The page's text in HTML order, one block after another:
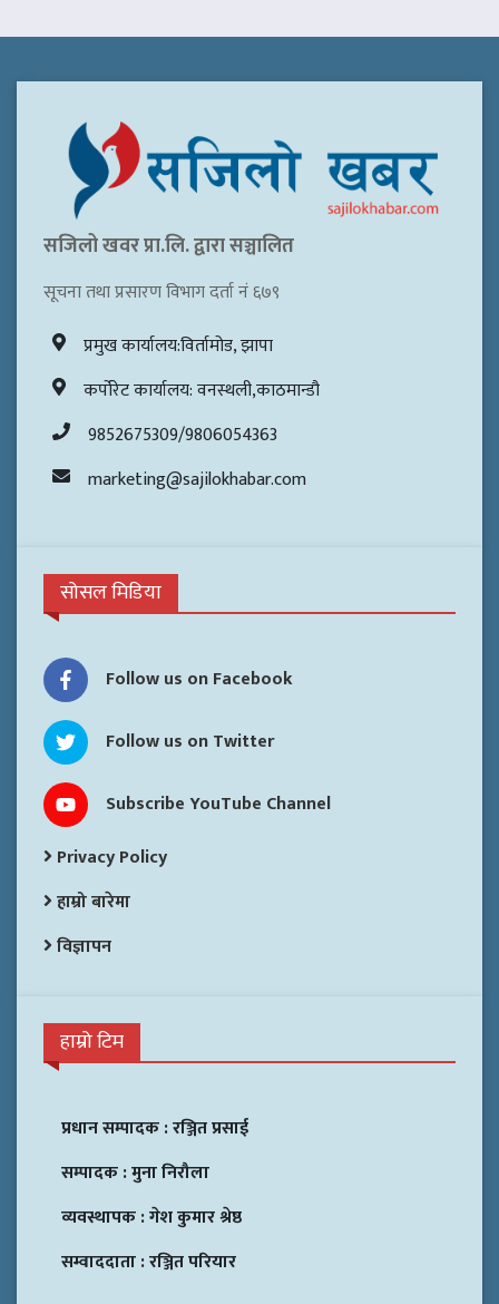
सजिलो खवर प्रा.लि. द्वारा सञ्चालित
सूचना तथा प्रसारण विभाग दर्ता नं ६७९
प्रमुख कार्यालय:विर्तामोड, झापा
कर्पोरेट कार्यालय: वनस्थली,काठमान्डौ
9852675309/9806054363
marketing@sajilokhabar.com
सोसल मिडिया
Follow us on Facebook
Follow us on Twitter
Subscribe YouTube Channel
Privacy Policy
हाम्रो बारेमा
विज्ञापन
हाम्रो टिम
प्रधान सम्पादक :रञ्जित प्रसाई
सम्पादक :मुना निरौला
व्यवस्थापक :गेश कुमार श्रेष्ठ
सम्वाददाता :रञ्जित परियार